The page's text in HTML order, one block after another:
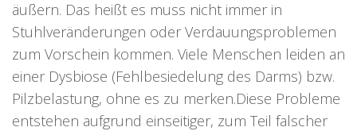
äußern. Das heißt es muss nicht immer in
Stuhlveränderungen oder Verdauungsproblemen
zum Vorschein kommen. Viele Menschen leiden an
einer Dysbiose (Fehlbesiedelung des Darms) bzw.
Pilzbelastung, ohne es zu merken.Diese Probleme
entstehen aufgrund einseitiger, zum Teil falscher